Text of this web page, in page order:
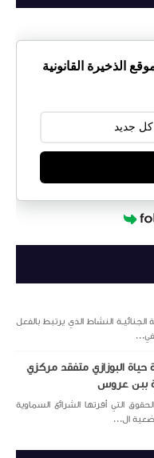
الذخيرة القانونية
النشاط الذي يرتبط بالفعل
حياة البوزازي متفقد مركزي
ببن عروس
التي أقرتها الشرائع السماوية
ال...